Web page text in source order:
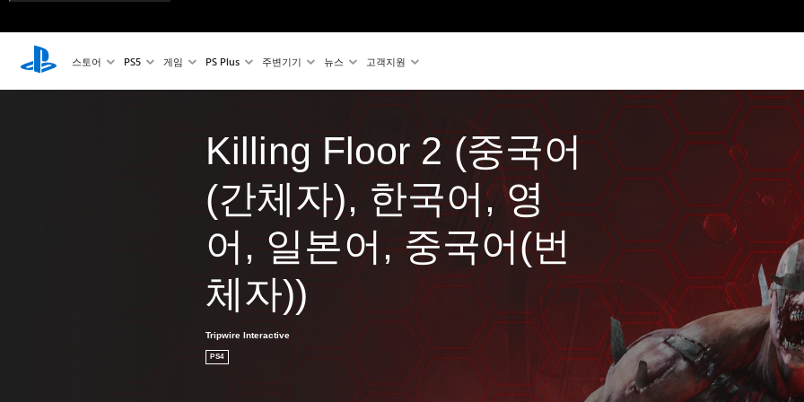
스토어 PS5 게임 PS Plus 주변기기 뉴스 고객지원
Killing Floor 2 (중국어
(간체자), 한국어, 영
어, 일본어, 중국어(번
체자))
Tripwire Interactive
PS4